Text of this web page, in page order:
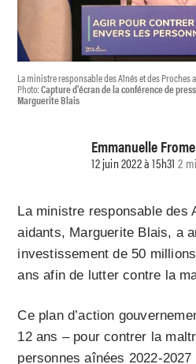
La ministre responsable des Aînés et des Proches
Photo:Capture d'écran de la conférence de
Marguerite Blais
Emmanuelle
12 juin 2022 à 15h31 2
La ministre responsable des
aidants, Marguerite Blais, a
investissement de 50
ans afin de lutter contre la
Ce plan d’action
12 ans – pour contrer la
personnes aînées 2022-